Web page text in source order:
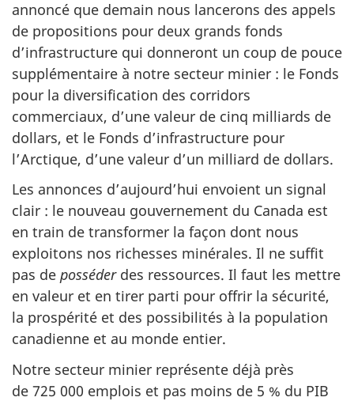
annoncé que demain nous lancerons des appels
de propositions pour deux grands fonds
d’infrastructure qui donneront un coup de pouce
supplémentaire à notre secteur minier : le Fonds
pour la diversification des corridors
commerciaux, d’une valeur de cinq milliards de
dollars, et le Fonds d’infrastructure pour
l’Arctique, d’une valeur d’un milliard de dollars.
Les annonces d’aujourd’hui envoient un signal
clair : le nouveau gouvernement du Canada est
en train de transformer la façon dont nous
exploitons nos richesses minérales. Il ne suffit
pas de posséderdes ressources. Il faut les mettre
en valeur et en tirer parti pour offrir la sécurité,
la prospérité et des possibilités à la population
canadienne et au monde entier.
Notre secteur minier représente déjà près
de 725 000 emplois et pas moins de 5 % du PIB